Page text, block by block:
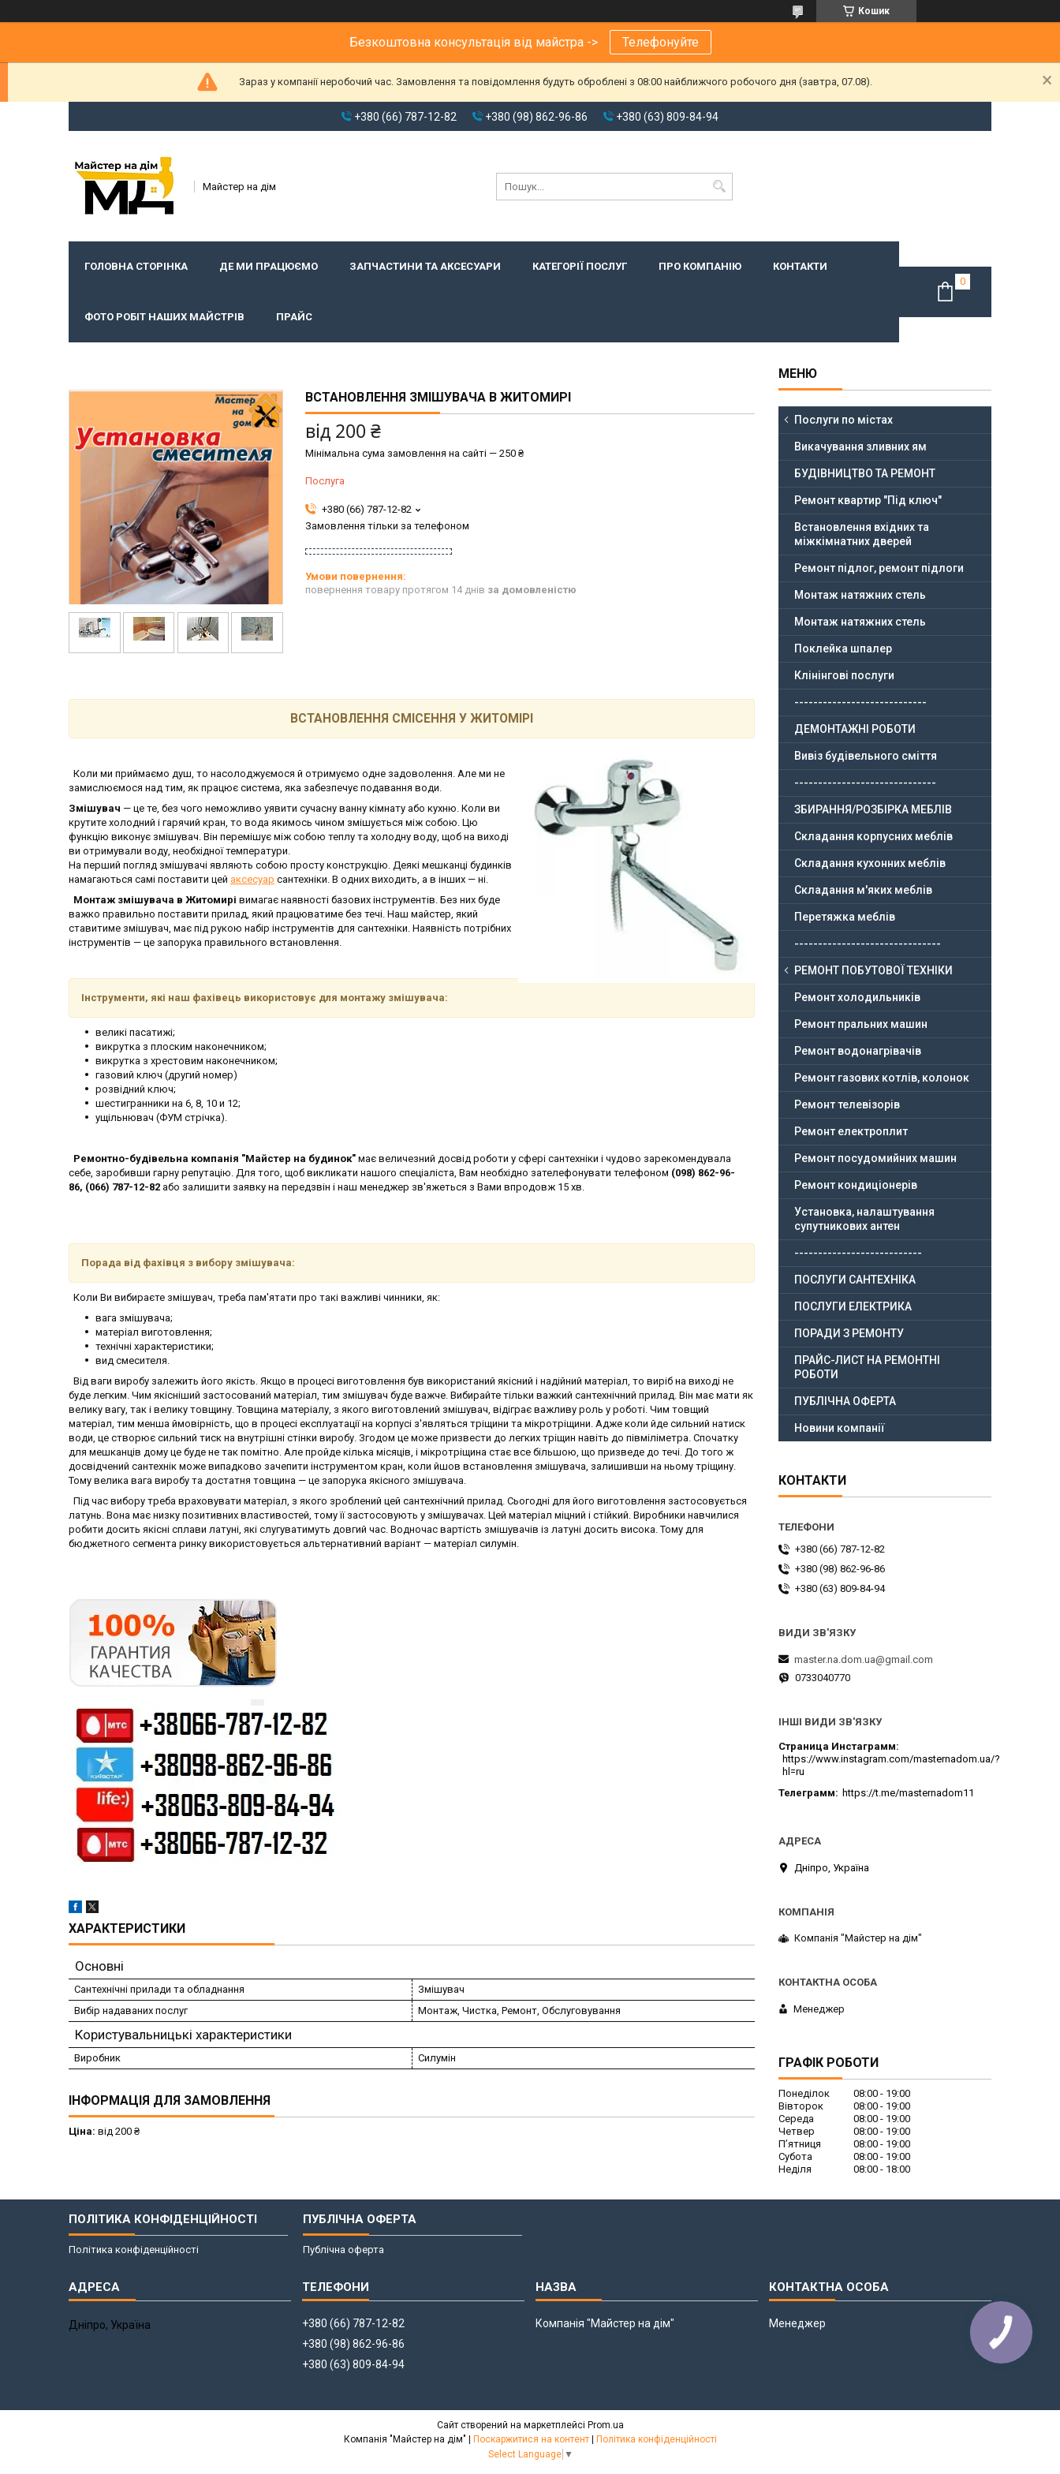
Кошик
Безкоштовна консультація від майстра -> Телефонуйте
Зараз у компанії неробочий час. Замовлення та повідомлення будуть оброблені з 08:00 найближчого робочого дня (завтра, 07.08).
+380 (66) 787-12-82 +380 (98) 862-96-86 +380 (63) 809-84-94
Майстер на дім
ГОЛОВНА СТОРІНКА ДЕ МИ ПРАЦЮЄМО ЗАПЧАСТИНИ ТА АКСЕСУАРИ КАТЕГОРІЇ ПОСЛУГ ПРО КОМПАНІЮ КОНТАКТИ
ФОТО РОБІТ НАШИХ МАЙСТРІВ ПРАЙС
ВСТАНОВЛЕННЯ ЗМІШУВАЧА В ЖИТОМИРІ
від 200 ₴
Мінімальна сума замовлення на сайті — 250 ₴
Послуга
+380 (66) 787-12-82
Замовлення тільки за телефоном
повернення товару протягом 14 днів за домовленістю
ВСТАНОВЛЕННЯ СМІСЕННЯ У ЖИТОМІРІ
Коли ми приймаємо душ, то насолоджуємося й отримуємо одне задоволення. Але ми не
замислюємося над тим, як працює система, яка забезпечує подавання води.
Змішувач — це те, без чого неможливо уявити сучасну ванну кімнату або кухню. Коли ви
крутите холодний і гарячий кран, то вода якимось чином змішується між собою. Цю
функцію виконує змішувач. Він перемішує між собою теплу та холодну воду, щоб на виході
ви отримували воду, необхідної температури.
На перший погляд змішувачі являють собою просту конструкцію. Деякі мешканці будинків
намагаються самі поставити цей аксесуар сантехніки. В одних виходить, а в інших — ні.
Монтаж змішувача в Житомирі вимагає наявності базових інструментів. Без них буде
важко правильно поставити прилад, який працюватиме без течі. Наш майстер, який
ставитиме змішувач, має під рукою набір інструментів для сантехніки. Наявність потрібних
інструментів — це запорука правильного встановлення.
Інструменти, які наш фахівець використовує для монтажу змішувача:
великі пасатижі;
викрутка з плоским наконечником;
викрутка з хрестовим наконечником;
газовий ключ (другий номер)
розвідний ключ;
шестигранники на 6, 8, 10 и 12;
ущільнювач (ФУМ стрічка).
Ремонтно-будівельна компанія "Майстер на будинок" має величезний досвід роботи у сфері сантехніки і чудово зарекомендувала
себе, заробивши гарну репутацію. Для того, щоб викликати нашого спеціаліста, Вам необхідно зателефонувати телефоном (098) 862-96-
86, (066) 787-12-82 або залишити заявку на передзвін і наш менеджер зв'яжеться з Вами впродовж 15 хв.
Порада від фахівця з вибору змішувача:
Коли Ви вибираєте змішувач, треба пам'ятати про такі важливі чинники, як:
вага змішувача;
матеріал виготовлення;
технічні характеристики;
вид смесителя.
Від ваги виробу залежить його якість. Якщо в процесі виготовлення був використаний якісний і надійний матеріал, то виріб на виході не
буде легким. Чим якісніший застосований матеріал, тим змішувач буде важче. Вибирайте тільки важкий сантехнічний прилад. Він має мати як
велику вагу, так і велику товщину. Товщина матеріалу, з якого виготовлений змішувач, відіграє важливу роль у роботі. Чим товщий
матеріал, тим менша ймовірність, що в процесі експлуатації на корпусі з'являться тріщини та мікротріщини. Адже коли йде сильний натиск
води, це створює сильний тиск на внутрішні стінки виробу. Згодом це може призвести до легких тріщин навіть до півміліметра. Спочатку
для мешканців дому це буде не так помітно. Але пройде кілька місяців, і мікротріщина стає все більшою, що призведе до течі. До того ж
досвідчений сантехнік може випадково зачепити інструментом кран, коли йшов встановлення змішувача, залишивши на ньому тріщину.
Тому велика вага виробу та достатня товщина — це запорука якісного змішувача.
Під час вибору треба враховувати матеріал, з якого зроблений цей сантехнічний прилад. Сьогодні для його виготовлення застосовується
латунь. Вона має низку позитивних властивостей, тому її застосовують у змішувачах. Цей матеріал міцний і стійкий. Виробники навчилися
робити досить якісні сплави латуні, які слугуватимуть довгий час. Водночас вартість змішувачів із латуні досить висока. Тому для
бюджетного сегмента ринку використовується альтернативний варіант — матеріал силумін.
ХАРАКТЕРИСТИКИ
Основні
Сантехнічні прилади та обладнання
Змішувач
Вибір надаваних послуг
Монтаж, Чистка, Ремонт, Обслуговування
Користувальницькі характеристики
Виробник Силумін
ІНФОРМАЦІЯ ДЛЯ ЗАМОВЛЕННЯ
Ціна: від 200 ₴
Послуги по містах
Викачування зливних ям
БУДІВНИЦТВО ТА РЕМОНТ
Ремонт квартир "Під ключ"
Встановлення вхідних та
міжкімнатних дверей
Ремонт підлог, ремонт підлоги
Монтаж натяжних стель
Монтаж натяжних стель
Поклейка шпалер
Клінінгові послуги
----------------------------
ДЕМОНТАЖНІ РОБОТИ
Вивіз будівельного сміття
------------------------------
ЗБИРАННЯ/РОЗБІРКА МЕБЛІВ
Складання корпусних меблів
Складання кухонних меблів
Складання м'яких меблів
Перетяжка меблів
-------------------------------
РЕМОНТ ПОБУТОВОЇ ТЕХНІКИ
Ремонт холодильників
Ремонт пральних машин
Ремонт водонагрівачів
Ремонт газових котлів, колонок
Ремонт телевізорів
Ремонт електроплит
Ремонт посудомийних машин
Ремонт кондиціонерів
Установка, налаштування
супутникових антен
---------------------------
ПОСЛУГИ САНТЕХНІКА
ПОСЛУГИ ЕЛЕКТРИКА
ПОРАДИ З РЕМОНТУ
ПРАЙС-ЛИСТ НА РЕМОНТНІ
РОБОТИ
ПУБЛІЧНА ОФЕРТА
Новини компанії
КОНТАКТИ
+380 (66) 787-12-82
+380 (98) 862-96-86
+380 (63) 809-84-94
master.na.dom.ua@gmail.com
0733040770
ІНШІ ВИДИ ЗВ'ЯЗКУ
Страница Инстаграмм
https://www.instagram.com/masternadom.ua/?
hl=ru
Телеграмм
https://t.me/masternadom11
Дніпро, Україна
Компанія "Майстер на дім"
Менеджер
ГРАФІК РОБОТИ
Понеділок 08:00
19:00
Вівторок
08:00
19:00
Середа
08:00
19:00
Четвер
08:00
19:00
Пʼятниця
08:00
19:00
Субота
08:00
19:00
Неділя
08:00 18:00
ПОЛІТИКА КОНФІДЕНЦІЙНОСТІ
Політика конфіденційності
ПУБЛІЧНА ОФЕРТА
Публічна оферта
Дніпро, Україна
+380 (66) 787-12-82
+380 (98) 862-96-86
+380 (63) 809-84-94
Компанія "Майстер на дім" Менеджер
Сайт створений на маркетплейсі Prom.ua
Компанія "Майстер на дім" | Поскаржитися на контент | Політика конфіденційності
Select Language ▼